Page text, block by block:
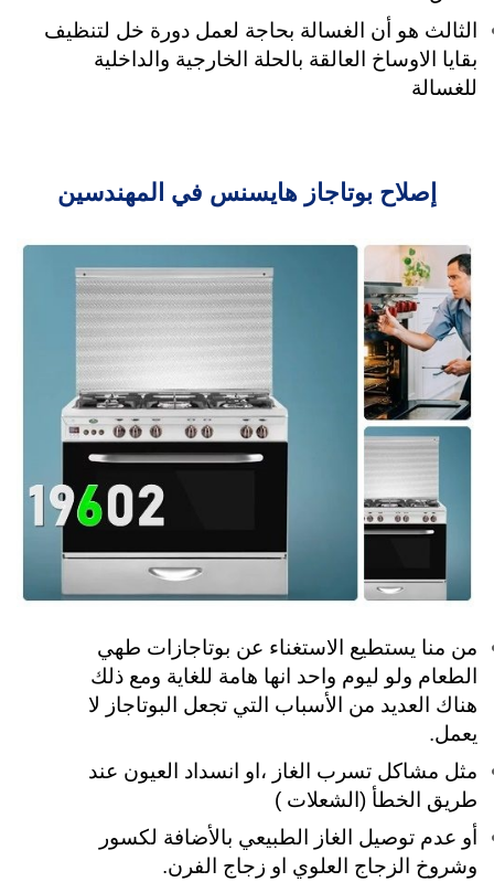
الثالث هو أن الغسالة بحاجة لعمل دورة خل لتنظيف
بقايا الاوساخ العالقة بالحلة الخارجية والداخلية
للغسالة
إصلاح بوتاجاز هايسنس في المهندسين
من منا يستطيع الاستغناء عن بوتاجازات طهي
الطعام ولو ليوم واحد انها هامة للغاية ومع ذلك
هناك العديد من الأسباب التي تجعل البوتاجاز لا
يعمل.
مثل مشاكل تسرب الغاز ،او انسداد العيون عند
طريق الخطأ (الشعلات )
أو عدم توصيل الغاز الطبيعي بالأضافة لكسور
وشروخ الزجاج العلوي او زجاج الفرن.